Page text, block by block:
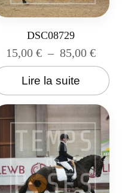
DSC08729
15,00€ – 85,00€
Lire la suite